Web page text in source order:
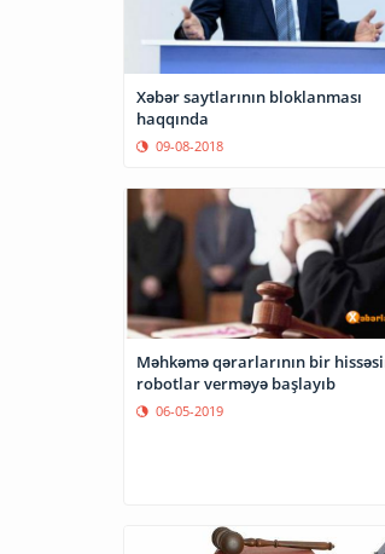
Xəbər saytlarının bloklanması
haqqında
09-08-2018
Məhkəmə qərarlarının bir
robotlar verməyə başlayıb
06-05-2019